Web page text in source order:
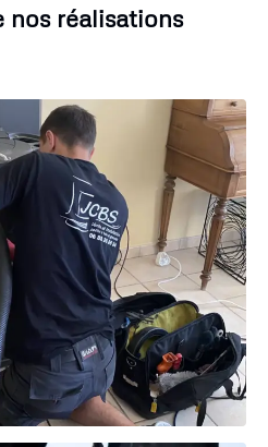
nos réalisations